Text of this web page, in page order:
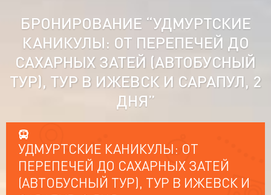
БРОНИРОВАНИЕ “УДМУРТСКИЕ
КАНИКУЛЫ: ОТ ПЕРЕПЕЧЕЙ ДО
САХАРНЫХ ЗАТЕЙ (АВТОБУСНЫЙ
ТУР), ТУР В ИЖЕВСК И САРАПУЛ, 2
ДНЯ”
УДМУРТСКИЕ КАНИКУЛЫ: ОТ
ПЕРЕПЕЧЕЙ ДО САХАРНЫХ ЗАТЕЙ
(АВТОБУСНЫЙ ТУР), ТУР В ИЖЕВСК И